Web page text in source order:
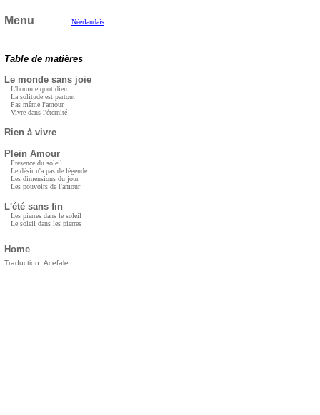
Menu Néerlandais
Table de matières
Le monde sans joie
L'homme quotidien
La solitude est partout
Pas même l'amour
Vivre dans l'éternité
Rien à vivre
Plein Amour
Présence du soleil
Le désir n'a pas de légende
Les dimensions du jour
Les pouvoirs de l'amour
L'été sans fin
Les pierres dans le soleil
Le soleil dans les pierres
Home
Traduction: Acefale